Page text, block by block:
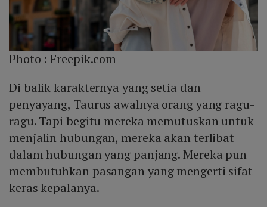
Photo :Freepik.com
Di balik karakternya yang setia dan
penyayang, Taurus awalnya orang yang ragu-
ragu. Tapi begitu mereka memutuskan untuk
menjalin hubungan, mereka akan terlibat
dalam hubungan yang panjang. Mereka pun
membutuhkan pasangan yang mengerti sifat
keras kepalanya.